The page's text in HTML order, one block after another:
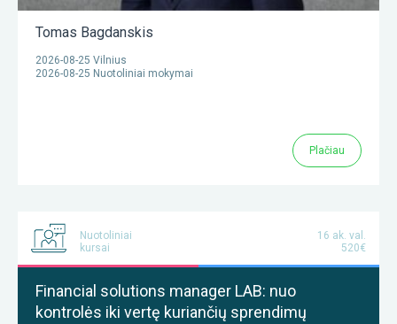
Tomas Bagdanskis
2026-08-25 Vilnius
2026-08-25 Nuotoliniai mokymai
Plačiau
Nuotoliniai
kursai
16 ak. val.
520€
Financial solutions manager LAB: nuo
kontrolės iki vertę kuriančių sprendimų